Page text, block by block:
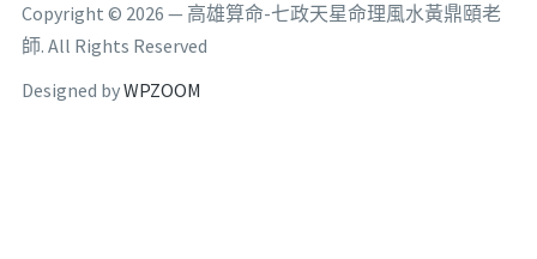
Copyright © 2026 — 高雄算命-七政天星命理風水黃鼎頤老
師. All Rights Reserved
Designed byWPZOOM